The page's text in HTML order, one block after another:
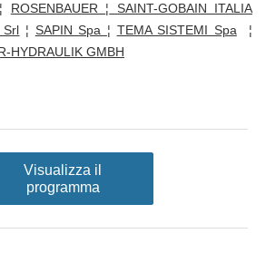
¦ ROSENBAUER ¦ SAINT-GOBAIN ITALIA
Srl ¦ SAPIN Spa ¦ TEMA SISTEMI Spa
¦
HYDRAULIK GMBH
Visualizza il
programma